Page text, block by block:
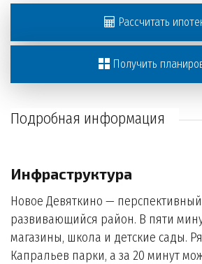
Рассчитать
Получить
Подробная информация
Инфраструктура
Новое Девяткино —
развивающийся район. В пяти
магазины, школа и детские сады.
Капральев парки, а за 20 минут